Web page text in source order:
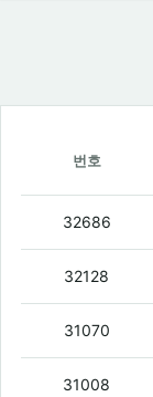
번호
32686
32128
31070
31008